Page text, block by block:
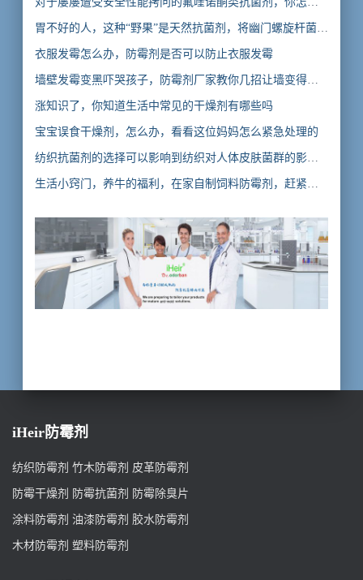
胃不好的人，这种“野果”是天然抗菌剂，将幽门螺旋杆菌
“连根拔起”
衣服发霉怎么办，防霉剂是否可以防止衣服发霉
墙壁发霉变黑吓哭孩子，防霉剂厂家教你几招让墙变得白
白净净
涨知识了，你知道生活中常见的干燥剂有哪些吗
宝宝误食干燥剂，怎么办，看看这位妈妈怎么紧急处理的
纺织抗菌剂的选择可以影响到纺织对人体皮肤菌群的影
响，你知道吗
生活小窍门，养牛的福利，在家自制饲料防霉剂，赶紧学
iHeir防霉剂
纺织防霉剂 竹木防霉剂 皮革防霉剂
防霉干燥剂 防霉抗菌剂 防霉除臭片
涂料防霉剂 油漆防霉剂 胶水防霉剂
木材防霉剂 塑料防霉剂